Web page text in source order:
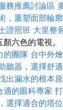
務推薦討論區
，重塑面部輪廓
證照班 大里整
六色的電視。
的團隊 台中外
聽器，選擇舒
出漏水的根本
適的眼科專家
選擇適合的塔